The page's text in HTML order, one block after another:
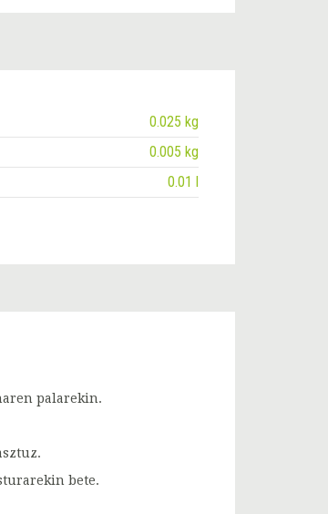
0.025 kg
0.005 kg
0.01 l
palarekin.
bete.